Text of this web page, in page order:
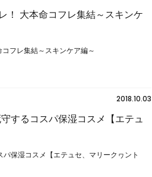
！ 大本命コフレ集結～スキンケ
フレ集結～スキンケア編～
2018.10.03
するコスパ保湿コスメ【エテュ
保湿コスメ【エテュセ、マリークヮント